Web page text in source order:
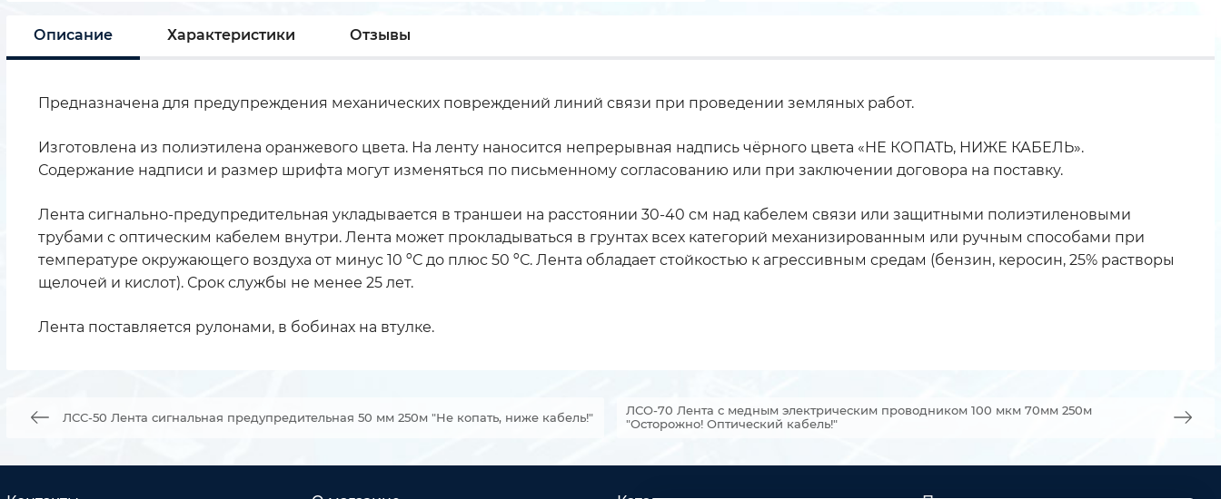
Описание Характеристики Отзывы
Предназначена для предупреждения механических повреждений линий связи при проведении земляных работ.
Изготовлена из полиэтилена оранжевого цвета. На ленту наносится непрерывная надпись чёрного цвета «НЕ КОПАТЬ, НИЖЕ КАБЕЛЬ».
Содержание надписи и размер шрифта могут изменяться по письменному согласованию или при заключении договора на поставку.
Лента сигнально-предупредительная укладывается в траншеи на расстоянии 30-40 см над кабелем связи или защитными полиэтиленовыми
трубами с оптическим кабелем внутри. Лента может прокладываться в грунтах всех категорий механизированным или ручным способами при
температуре окружающего воздуха от минус 10 ºС до плюс 50 ºС. Лента обладает стойкостью к агрессивным средам (бензин, керосин, 25% растворы
щелочей и кислот). Срок службы не менее 25 лет.
Лента поставляется рулонами, в бобинах на втулке.
ЛСС-50 Лента сигнальная предупредительная 50 мм 250м "Не копать, ниже кабель!"
ЛСО-70 Лента с медным электрическим проводником 100 мкм 70мм 250м
"Осторожно! Оптический кабель!"